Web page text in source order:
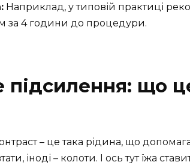
Наприклад, у типовій практиці
за 4 години до процедури.
підсилення: що
– це така рідина, що
іноді – колоти. І ось тут їжа